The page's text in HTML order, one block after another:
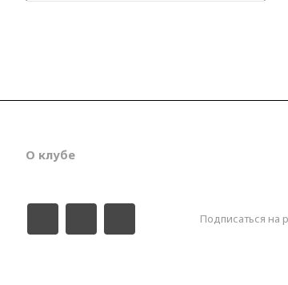
О клубе
Подписаться на